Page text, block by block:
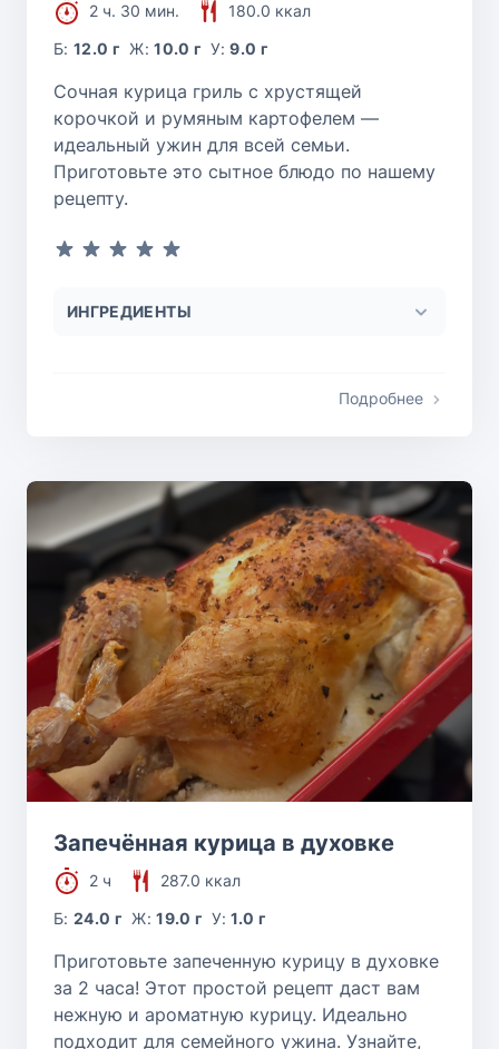
2 ч. 30 мин.
180.0 ккал
Б:12.0 г Ж:10.0 г У:9.0 г
Сочная курица гриль с хрустящей
корочкой и румяным картофелем —
идеальный ужин для всей семьи.
Приготовьте это сытное блюдо по нашему
рецепту.
ИНГРЕДИЕНТЫ
Подробнее
Запечённая курица в духовке
2 ч
287.0 ккал
Б:24.0 г Ж:19.0 г У:1.0 г
Приготовьте запеченную курицу в духовке
за 2 часа! Этот простой рецепт даст вам
нежную и ароматную курицу. Идеально
подходит для семейного ужина. Узнайте,